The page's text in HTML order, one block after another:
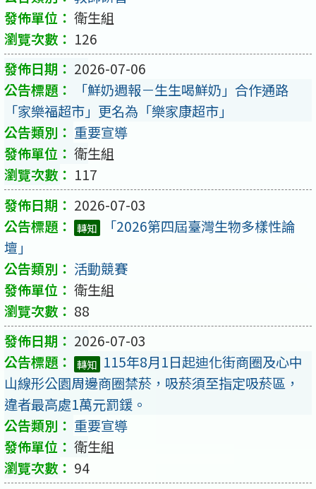
衛生組
126
2026-07-06
「鮮奶週報－生生喝鮮奶」合作通路
「家樂福超市」更名為「樂家康超市」
重要宣導
衛生組
117
2026-07-03
轉知
「2026第四屆臺灣生物多樣性論
壇」
活動競賽
衛生組
88
2026-07-03
轉知 115年8月1日起迪化街商圈及心中
山線形公園周邊商圈禁菸，吸菸須至指定吸菸區，
違者最高處1萬元罰鍰。
重要宣導
衛生組
94